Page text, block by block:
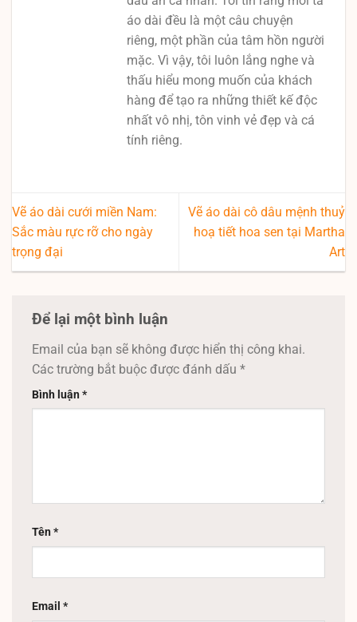
áo dài đều là một câu chuyện
riêng, một phần của tâm hồn người
mặc. Vì vậy, tôi luôn lắng nghe và
thấu hiểu mong muốn của khách
hàng để tạo ra những thiết kế độc
nhất vô nhị, tôn vinh vẻ đẹp và cá
tính riêng.
Vẽ áo dài cưới miền Nam:
Sắc màu rực rỡ cho ngày
trọng đại
Vẽ áo dài cô dâu mệnh thuỷ
hoạ tiết hoa sen tại Martha
Art
Để lại một bình luận
Email của bạn sẽ không được hiển thị công khai.
Các trường bắt buộc được đánh dấu *
Bình luận*
Tên*
Email *